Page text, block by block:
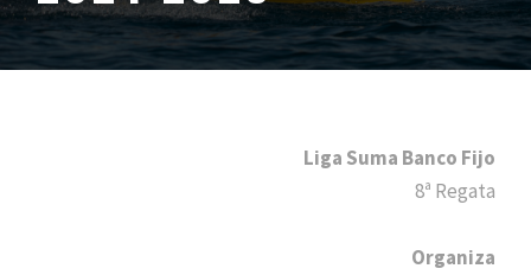
Liga Suma Banco Fijo
8ª Regata
Organiza